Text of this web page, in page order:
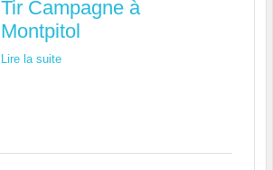
Tir Campagne à
Montpitol
Lire la suite